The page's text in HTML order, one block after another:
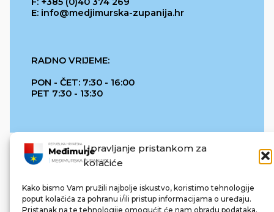
Upravljanje pristankom za
kolačiće
Kako bismo Vam pružili najbolje iskustvo, koristimo tehnologije
poput kolačića za pohranu i/ili pristup informacijama o uređaju.
Pristanak na te tehnologije omogućit će nam obradu podataka.
E: info@medjimurska-zupanija.hr
RADNO VRIJEME:
PON - ČET: 7:30 - 16:00
PET 7:30 - 13:30